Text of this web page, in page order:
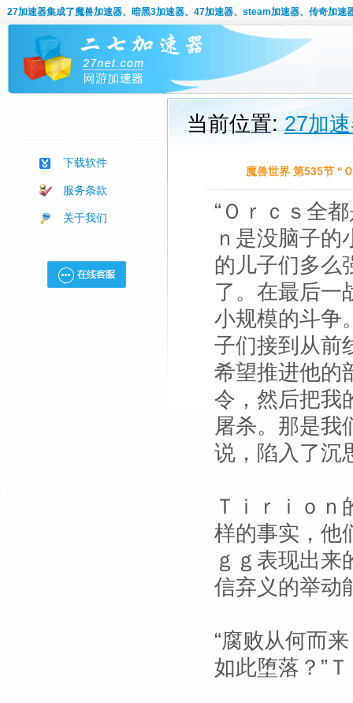
27加速器集成了魔兽加速器、暗黑3加速器、47加速器、steam加速器、传奇加速
下载软件
服务条款
关于我们
当前位置:27加
魔兽世界 第535节 “
“Ｏｒｃｓ全
ｎ是没脑子的
的儿子们多么
了。在最后一
小规模的斗争
子们接到从前
希望推进他的
令，然后把我
屠杀。那是
说，陷入了沉
Ｔｉｒｉｏ
样的事实，他
ｇｇ表现出
信弃义的举动
“腐败从何而
如此堕落？”